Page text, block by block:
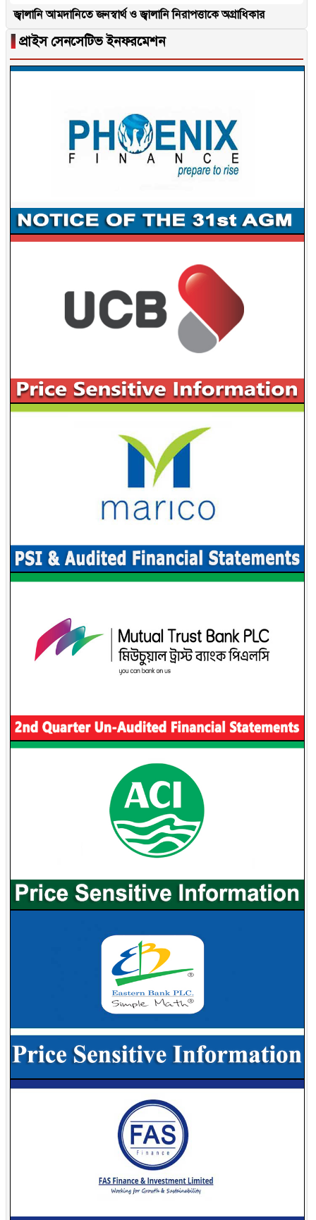
জ্বালানি আমদানিতে জনস্বার্থ ও জ্বালানি নিরাপত্তাকে অগ্রাধিকার
▐ প্রাইস সেনসেটিভ ইনফরমেশন